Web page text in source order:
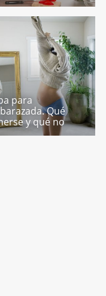
para
Qué
y qué no